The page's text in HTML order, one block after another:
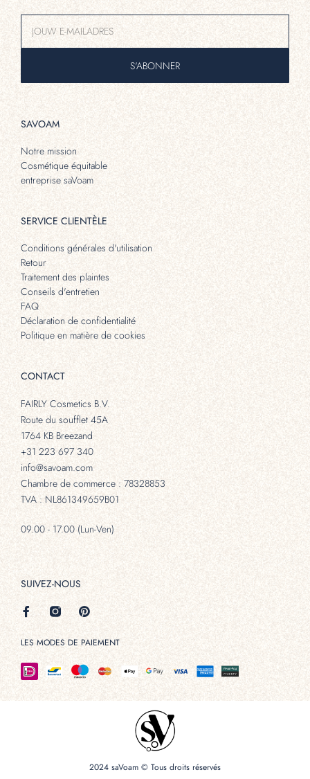
S'ABONNER
SAVOAM
Notre mission
Cosmétique équitable
entreprise saVoam
SERVICE CLIENTÈLE
Conditions générales d'utilisation
Retour
Traitement des plaintes
Conseils d'entretien
FAQ
Déclaration de confidentialité
Politique en matière de cookies
CONTACT
FAIRLY Cosmetics B.V.
Route du soufflet 45A
1764 KB Breezand
+31 223 697 340
info@savoam.com
Chambre de commerce : 78328853
TVA : NL861349659B01
09.00 - 17.00 (Lun-Ven)
SUIVEZ-NOUS
LES MODES DE PAIEMENT
2024 saVoam © Tous droits réservés